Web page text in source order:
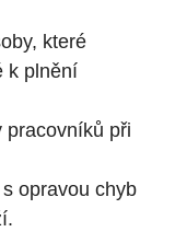
které
k plnění
pracovníků při
opravou chyb